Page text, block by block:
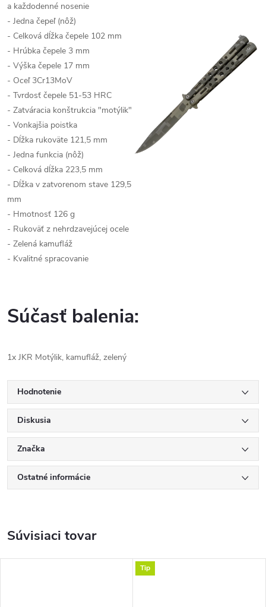
a každodenné nosenie
- Jedna čepeľ (nôž)
- Celková dĺžka čepele 102 mm
- Hrúbka čepele 3 mm
- Výška čepele 17 mm
- Oceľ 3Cr13MoV
- Tvrdosť čepele 51-53 HRC
- Zatváracia konštrukcia "motýlik"
- Vonkajšia poistka
- Dĺžka rukoväte 121,5 mm
- Jedna funkcia (nôž)
- Celková dĺžka 223,5 mm
- Dĺžka v zatvorenom stave 129,5
mm
- Hmotnosť 126 g
- Rukoväť z nehrdzavejúcej ocele
- Zelená kamufláž
- Kvalitné spracovanie
Súčasť balenia:
1x JKR Motýlik, kamufláž, zelený
Hodnotenie
Diskusia
Značka
Ostatné informácie
Súvisiaci tovar
Tip